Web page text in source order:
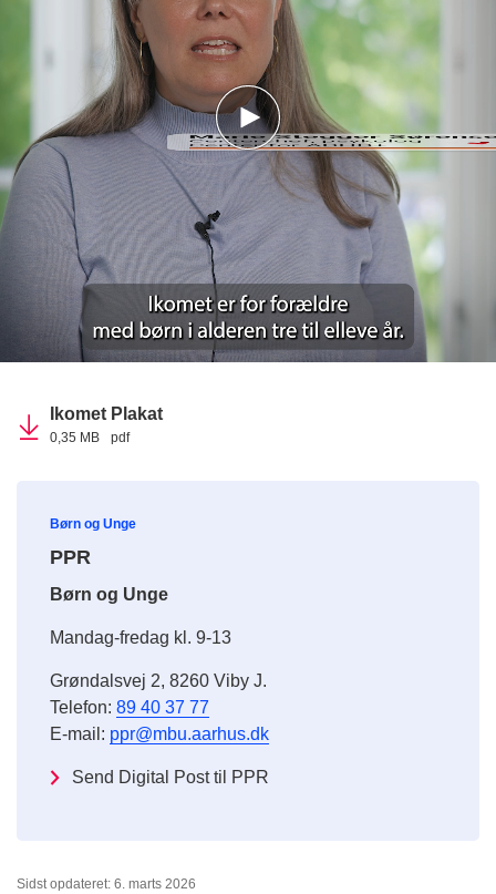
Ikomet Plakat
0,35 MB pdf
Børn og Unge
PPR
Børn og Unge
Mandag-fredag kl. 9-13
Grøndalsvej 2, 8260 Viby J.
Telefon: 89 40 37 77
E-mail: ppr@mbu.aarhus.dk
Send Digital Post til PPR
Sidst opdateret: 6. marts 2026